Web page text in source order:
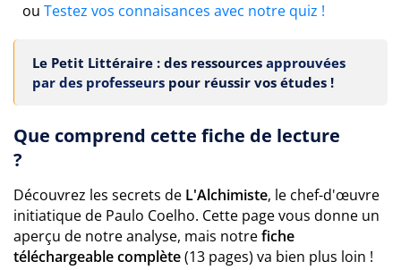
ou Testez vos connaisances avec notre quiz !
Le Petit Littéraire : des ressources approuvées
par des professeurs pour réussir vos études !
Que comprend cette fiche de lecture
?
Découvrez les secrets de L'Alchimiste, le chef-d'œuvre
initiatique de Paulo Coelho. Cette page vous donne un
aperçu de notre analyse, mais notrefiche
téléchargeable complète(13 pages) va bien plus loin !